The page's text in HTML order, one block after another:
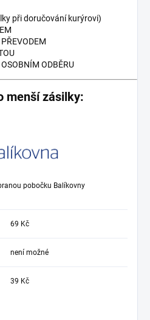
při doručování kurýrovi)
ODBĚRU
menší zásilky:
pobočku Balíkovny
69 Kč
není možné
39 Kč